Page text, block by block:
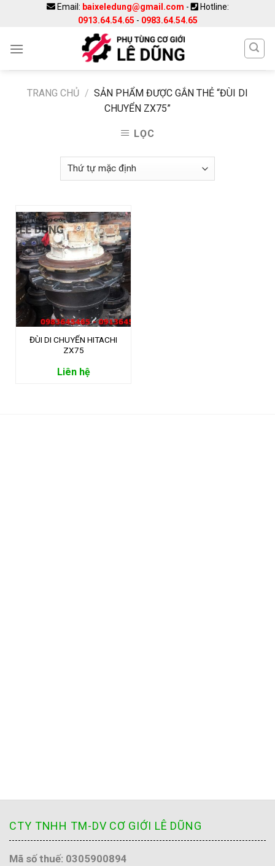
Email: baixeledung@gmail.com -
Hotline:
0913.64.54.65 - 0983.64.54.65
TRANG CHỦ / SẢN PHẨM ĐƯỢC GẮN THẺ “ĐÙI DI
CHUYỂN ZX75”
LỌC
ĐÙI DI CHUYỂN HITACHI
ZX75
Liên hệ
CTY TNHH TM-DV CƠ GIỚI LÊ DŨNG
Mã số thuế: 0305900894